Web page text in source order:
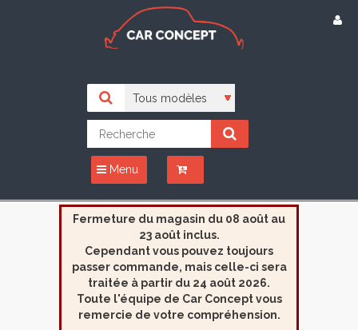
Menu
Fermeture du magasin du 08 août au
23 août inclus.
Cependant vous pouvez toujours
passer commande, mais celle-ci sera
traitée à partir du 24 août 2026.
Toute l'équipe de Car Concept vous
remercie de votre compréhension.